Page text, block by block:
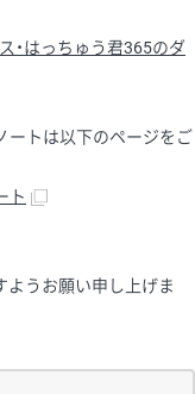
・はっちゅう君365のダ
ートは以下のページをご
ト
ようお願い申し上げま